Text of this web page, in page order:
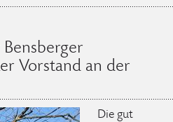
Vorstand an der
Die gut